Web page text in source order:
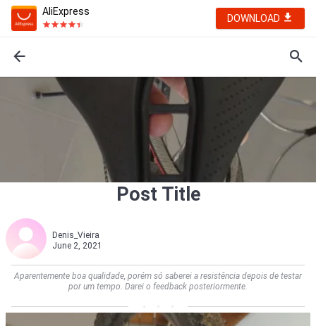
AliExpress
DOWNLOAD
Post Title
Denis_Vieira
June 2, 2021
Aparentemente boa qualidade, porém só saberei a resistência depois de testar
por um tempo. Darei o feedback posteriormente.